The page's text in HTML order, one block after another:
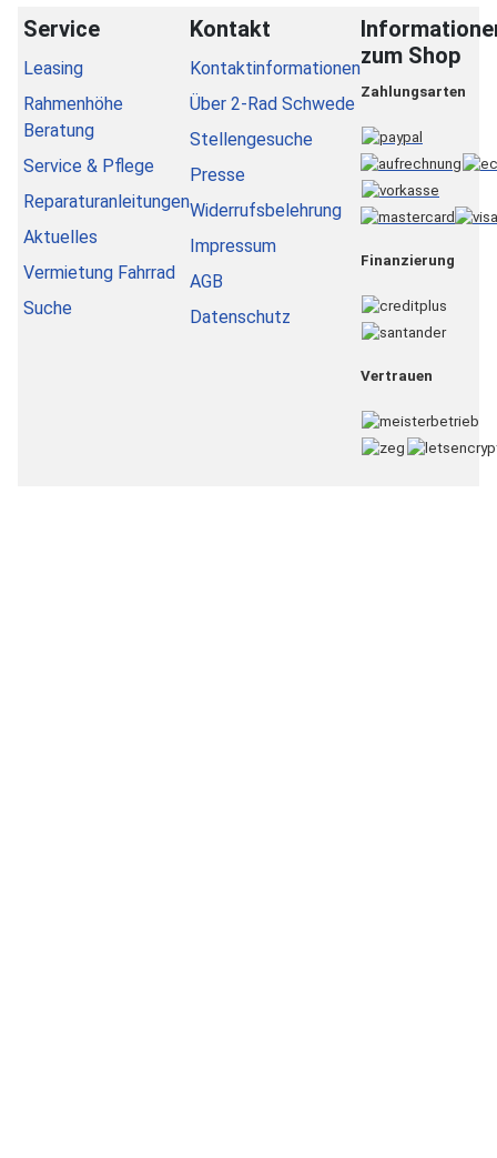
Service
Leasing
Rahmenhöhe
Beratung
Service & Pflege
Reparaturanleitungen
Aktuelles
Vermietung Fahrrad
Suche
Kontakt
Kontaktinformationen
Über 2-Rad Schwede
Stellengesuche
Presse
Widerrufsbelehrung
Impressum
AGB
Datenschutz
zum Shop
Zahlungsarten
Finanzierung
Vertrauen